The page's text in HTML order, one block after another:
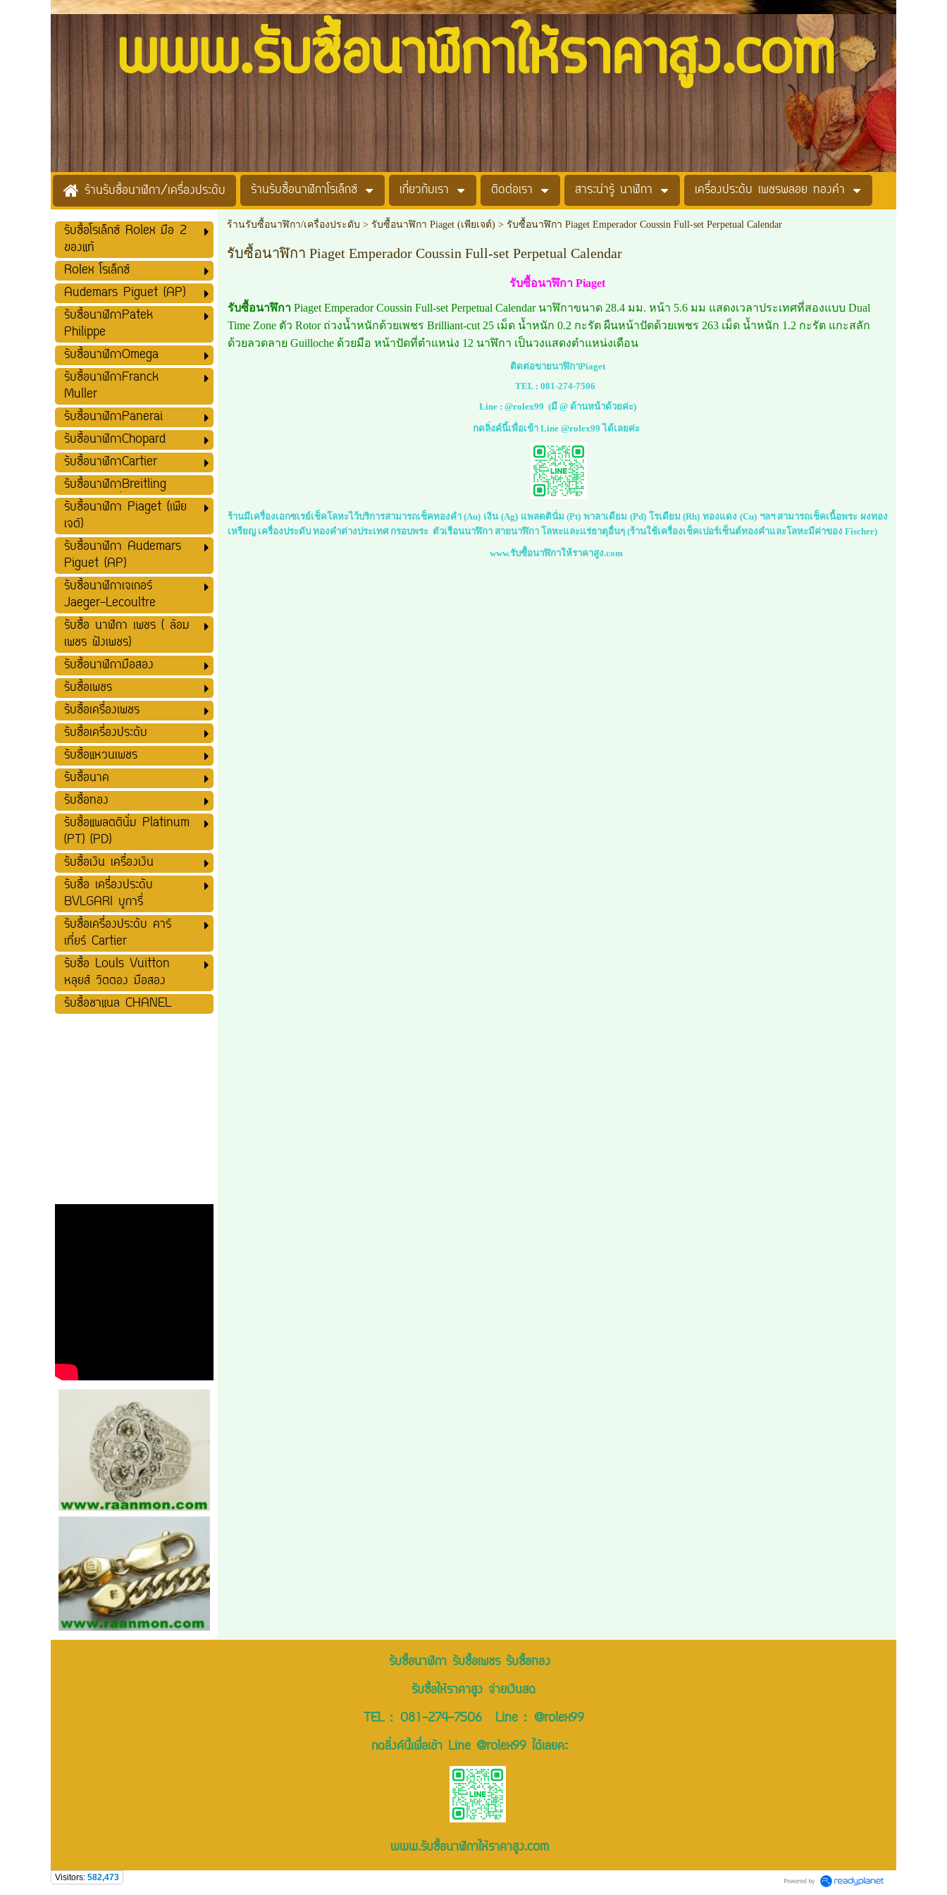
www.รับซื้อนาฬิกาให้ราคาสูง.com
ร้านรับซื้อนาฬิกา/เครื่องประดับ ร้านรับซื้อนาฬิกาโรเล็กซ์ เกี่ยวกับเรา ติดต่อเรา สาระน่ารู้ นาฬิกา เครื่องประดับ เพชรพลอย ทองคำ
รับซื้อโรเล็กซ์ Rolex มือ 2
ของแท้
Rolex โรเล็กซ์
Audemars Piguet (AP)
รับซื้อนาฬิกาPatek
Philippe
รับซื้อนาฬิกาOmega
รับซื้อนาฬิกาFranck
Muller
รับซื้อนาฬิกาPanerai
รับซื้อนาฬิกาChopard
รับซื้อนาฬิกาCartier
รับซื้อนาฬิกาฺฺBreitling
รับซื้อนาฬิกา Piaget (เพีย
เจต์)
รับซื้อนาฬิกา Audemars
Piguet (AP)
รับซื้อนาฬิกาเจเกอร์
Jaeger-Lecoultre
รับซื้อ นาฬิกา เพชร ( ล้อม
เพชร ฝังเพชร)
รับซื้อนาฬิกามือสอง
รับซื้อเพชร
รับซื้อเครื่องเพชร
รับซื้อเครื่องประดับ
รับซื้อแหวนเพชร
รับซื้อนาค
รับซื้อทอง
รับซื้อแพลตตินั่ม Platinum
(PT) (PD)
รับซื้อเงิน เครื่องเงิน
รับซื้อ เครื่องประดับ
BVLGARI บูการี่
รับซื้อเครื่องประดับ คาร์
เที่ยร์ Cartier
รับซื้อ Louls Vuitton
หลุยส์ วิตตอง มือสอง
รับซื้อชาแนล CHANEL
ร้านรับซื้อนาฬิกา/เครื่องประดับ > รับซื้อนาฬิกา Piaget (เพียเจต์) > รับซื้อนาฬิกา Piaget Emperador Coussin Full-set Perpetual Calendar
รับซื้อนาฬิกา Piaget Emperador Coussin Full-set Perpetual Calendar
รับซื้อนาฬิกา Piaget
รับซื้อนาฬิกาPiaget Emperador Coussin Full-set Perpetual Calendar นาฬิกาขนาด 28.4 มม. หน้า 5.6 มม แสดงเวลาประเทศที่สองแบบ Dual
Time Zone ตัว Rotor ถ่วงน้ำหนักด้วยเพชร Brilliant-cut 25 เม็ด น้ำหนัก 0.2 กะรัต ผืนหน้าปัดด้วยเพชร 263 เม็ด น้ำหนัก 1.2 กะรัต แกะสลัก
ด้วยลวดลาย Guilloche ด้วยมือ หน้าปัดที่ตำแหน่ง 12 นาฬิกา เป็นวงแสดงตำแหน่งเดือน
ติดต่อขายนาฬิกาPiaget
TEL : 081-274-7506
Line : @rolex99 (มี @ ด้านหน้าด้วยค่ะ)
กดลิ่งค์นี้เพื่อเข้า Line @rolex99 ได้เลยค่ะ
ร้านมีเครื่องเอกซเรย์เช็คโลหะไว้บริการสามารถเช็คทองคำ (Au) เงิน (Ag) แพลตตินั่ม (Pt) พาลาเดียม (Pd) โรเดียม (Rh) ทองแดง (Cu) ฯลฯ สามารถเช็คเนื้อพระ ผงทอง
เหรียญ เครื่องประดับ ทองคำต่างประเทศ กรอบพระ ตัวเรือนนาฬิกา สายนาฬิกา โลหะและแร่ธาตุอื่นๆ (ร้านใช้เครื่องเช็คเปอร์เซ็นต์ทองคำและโลหะมีค่าของ Fischer)
www.รับซื้อนาฬิกาให้ราคาสูง.com
รับซื้อนาฬิกา รับซื้อเพชร รับซื้อทอง
รับซื้อให้ราคาสูง จ่ายเงินสด
TEL : 081-274-7506Line : @rolex99
กดลิ่งค์นี้เพื่อเข้า Line @rolex99 ได้เลยคะ
www.รับซื้อนาฬิกาให้ราคาสูง.com
Visitors: 582,473